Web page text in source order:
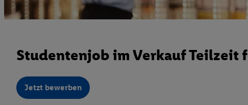
Studentenjob im Verkauf
Jetzt bewerben